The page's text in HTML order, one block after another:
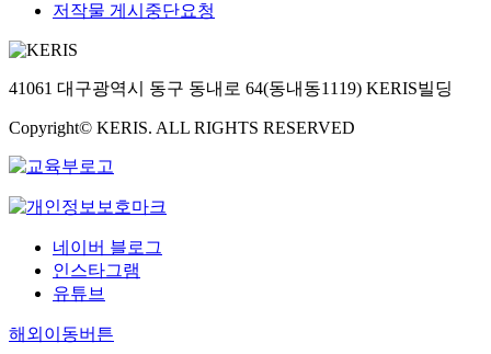
저작물 게시중단요청
41061 대구광역시 동구 동내로 64(동내동1119) KERIS빌딩
Copyright© KERIS. ALL RIGHTS RESERVED
네이버 블로그
인스타그램
유튜브
해외이동버튼